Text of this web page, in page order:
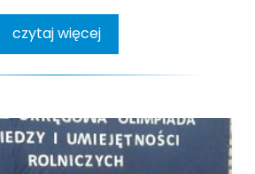
czytaj więcej